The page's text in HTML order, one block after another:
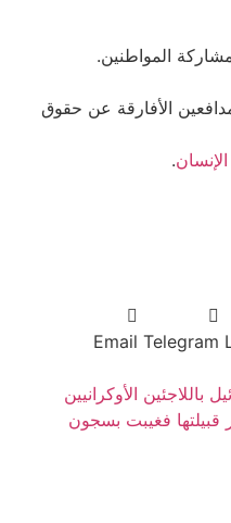
المواطنين.
الأفارقة عن حقوق
.
Telegram
Email
الأوكرانيين
فغيبت بسجون